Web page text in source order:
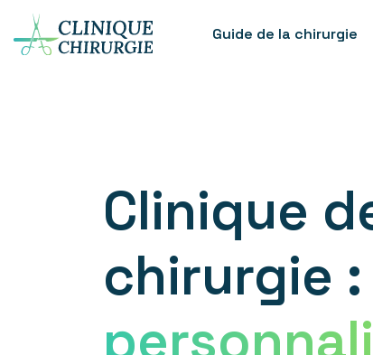
Guide de la chirurgie
Clinique
chirurgie :